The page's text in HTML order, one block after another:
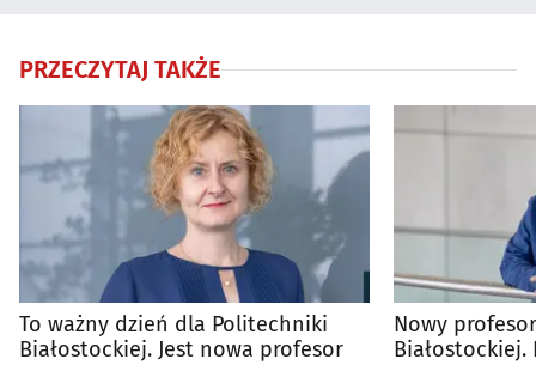
PRZECZYTAJ TAKŻE
To ważny dzień dla Politechniki
Białostockiej. Jest nowa profesor
Nowy
Białostockiej.